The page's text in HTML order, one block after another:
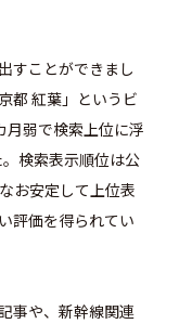
すことができまし
都 紅葉」というビ
月弱で検索上位に浮
検索表示順位は公
お安定して上位表
評価を得られてい
事や、新幹線関連